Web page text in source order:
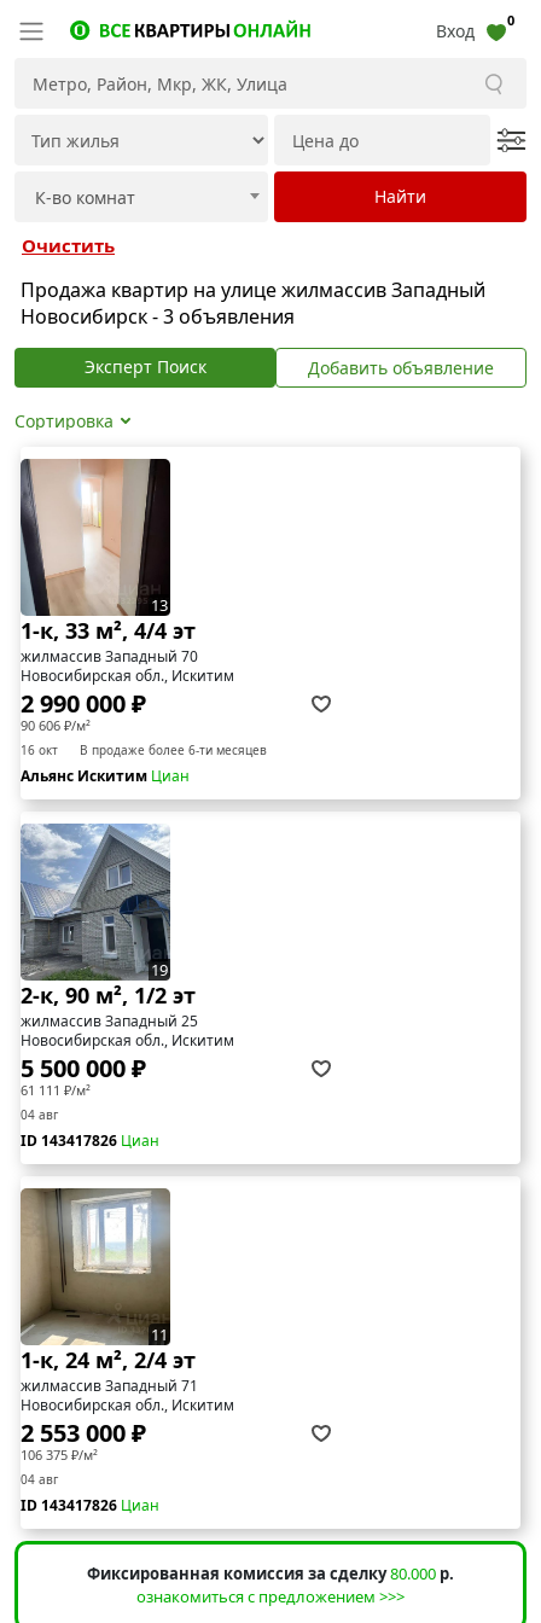
Вход 0
Очистить
Продажа квартир на улице жилмассив Западный
Новосибирск - 3 объявления
Эксперт Поиск Добавить объявление
Сортировка
13
1-к, 33 м², 4/4 эт
жилмассив Западный 70
Новосибирская обл., Искитим
2 990 000 ₽
90 606 ₽/м²
16 окт В продаже более 6-ти месяцев
Альянс Искитим Циан
19
2-к, 90 м², 1/2 эт
жилмассив Западный 25
Новосибирская обл., Искитим
5 500 000 ₽
61 111 ₽/м²
04 авг
ID 143417826 Циан
11
1-к, 24 м², 2/4 эт
жилмассив Западный 71
Новосибирская обл., Искитим
2 553 000 ₽
106 375 ₽/м²
04 авг
ID 143417826 Циан
Фиксированная комиссия за сделку80.000 р.
ознакомиться с предложением >>>